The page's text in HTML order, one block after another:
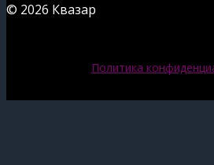
© 2026 Квазар
Политика